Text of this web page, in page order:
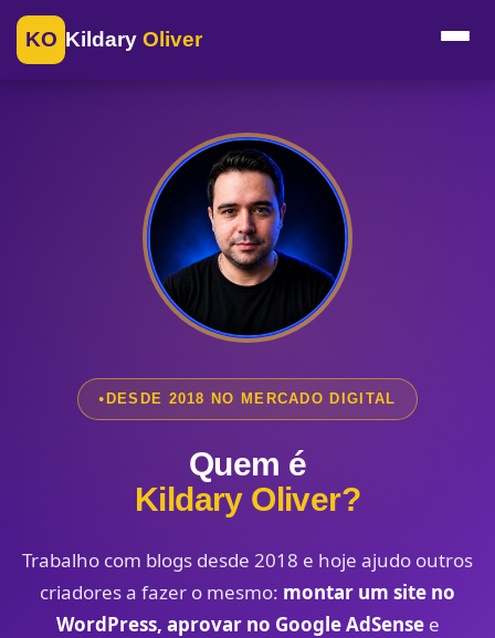
KO Kildary Oliver
DESDE 2018 NO MERCADO DIGITAL
Quem é
Kildary Oliver?
Trabalho com blogs desde 2018 e hoje ajudo outros
criadores a fazer o mesmo: montar um site no
WordPress, aprovar no Google AdSensee